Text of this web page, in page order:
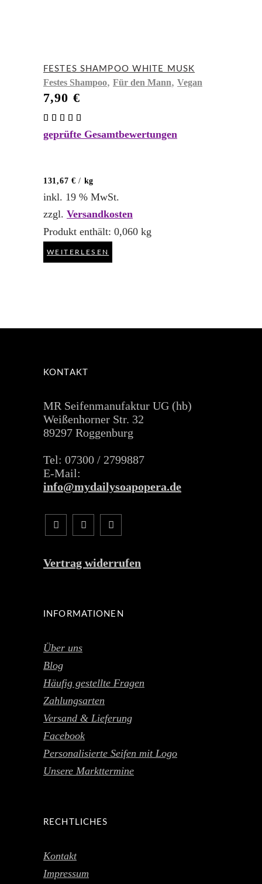
FESTES SHAMPOO WHITE MUSK
Festes Shampoo, Für den Mann, Vegan
7,90 €
5.00
geprüfte Gesamtbewertungen
131,67 € / kg
inkl. 19 % MwSt.
zzgl. Versandkosten
Produkt enthält: 0,060 kg
WEITERLESEN
KONTAKT
MR Seifenmanufaktur UG (hb)
Weißenhorner Str. 32
89297 Roggenburg
Tel: 07300 / 2799887
E-Mail:
info@mydailysoapopera.de
Vertrag widerrufen
INFORMATIONEN
Über uns
Blog
Häufig gestellte Fragen
Zahlungsarten
Versand & Lieferung
Facebook
Personalisierte Seifen mit Logo
Unsere Markttermine
RECHTLICHES
Kontakt
Impressum